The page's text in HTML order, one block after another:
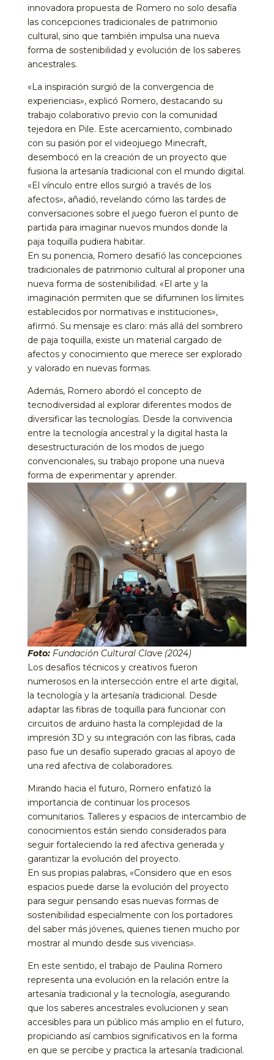
innovadora propuesta de Romero no solo desafía
las concepciones tradicionales de patrimonio
cultural, sino que también impulsa una nueva
forma de sostenibilidad y evolución de los saberes
ancestrales.
«La inspiración surgió de la convergencia de
experiencias», explicó Romero, destacando su
trabajo colaborativo previo con la comunidad
tejedora en Pile. Este acercamiento, combinado
con su pasión por el videojuego Minecraft,
desembocó en la creación de un proyecto que
fusiona la artesanía tradicional con el mundo digital.
«El vínculo entre ellos surgió a través de los
afectos», añadió, revelando cómo las tardes de
conversaciones sobre el juego fueron el punto de
partida para imaginar nuevos mundos donde la
paja toquilla pudiera habitar.
En su ponencia, Romero desafió las concepciones
tradicionales de patrimonio cultural al proponer una
nueva forma de sostenibilidad. «El arte y la
imaginación permiten que se difuminen los límites
establecidos por normativas e instituciones»,
afirmó. Su mensaje es claro: más allá del sombrero
de paja toquilla, existe un material cargado de
afectos y conocimiento que merece ser explorado
y valorado en nuevas formas.
Además, Romero abordó el concepto de
tecnodiversidad al explorar diferentes modos de
diversificar las tecnologías. Desde la convivencia
entre la tecnología ancestral y la digital hasta la
desestructuración de los modos de juego
convencionales, su trabajo propone una nueva
forma de experimentar y aprender.
Foto: Fundación Cultural Clave (2024)
Los desafíos técnicos y creativos fueron
numerosos en la intersección entre el arte digital,
la tecnología y la artesanía tradicional. Desde
adaptar las fibras de toquilla para funcionar con
circuitos de arduino hasta la complejidad de la
impresión 3D y su integración con las fibras, cada
paso fue un desafío superado gracias al apoyo de
una red afectiva de colaboradores.
Mirando hacia el futuro, Romero enfatizó la
importancia de continuar los procesos
comunitarios. Talleres y espacios de intercambio de
conocimientos están siendo considerados para
seguir fortaleciendo la red afectiva generada y
garantizar la evolución del proyecto.
En sus propias palabras, «Considero que en esos
espacios puede darse la evolución del proyecto
para seguir pensando esas nuevas formas de
sostenibilidad especialmente con los portadores
del saber más jóvenes, quienes tienen mucho por
mostrar al mundo desde sus vivencias».
En este sentido, el trabajo de Paulina Romero
representa una evolución en la relación entre la
artesanía tradicional y la tecnología, asegurando
que los saberes ancestrales evolucionen y sean
accesibles para un público más amplio en el futuro,
propiciando así cambios significativos en la forma
en que se percibe y practica la artesanía tradicional.